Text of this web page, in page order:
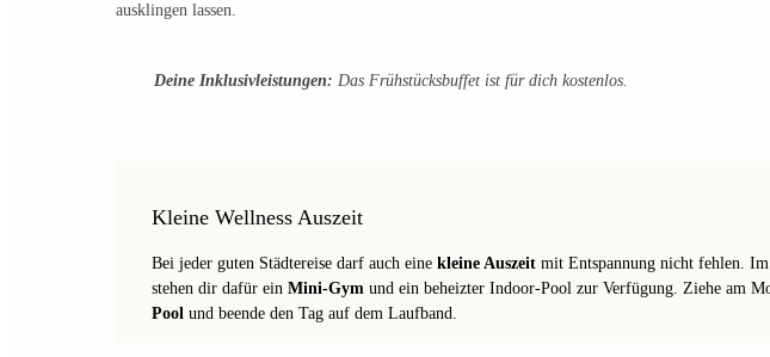
ausklingen lassen.
Deine Inklusivleistungen: Das Frühstücksbuffet ist für dich kostenlos.
Kleine Wellness Auszeit
Bei jeder guten Städtereise darf auch eine kleine Auszeit mit Entspannung nicht fehlen.
stehen dir dafür ein Mini-Gym und ein beheizter Indoor-Pool zur Verfügung. Ziehe am
Pool und beende den Tag auf dem Laufband.